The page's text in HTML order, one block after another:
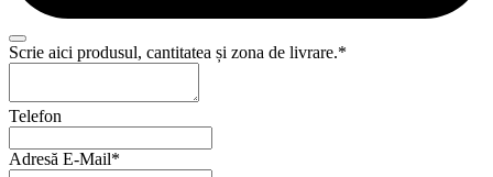
Phone
Scrie aici produsul, cantitatea și zona de livrare.*
Telefon
Adresă E-Mail*